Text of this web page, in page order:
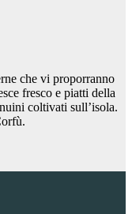
che vi proporranno
fresco e piatti della
coltivati sull’isola.